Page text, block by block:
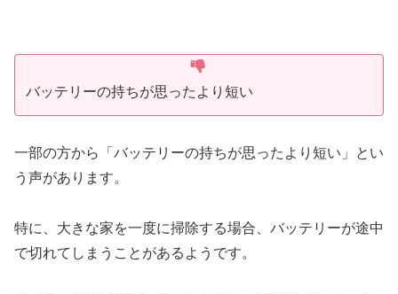
バッテリーの持ちが思ったより短い
一部の方から「バッテリーの持ちが思ったより短い」とい
う声があります。
特に、大きな家を一度に掃除する場合、バッテリーが途中
で切れてしまうことがあるようです。